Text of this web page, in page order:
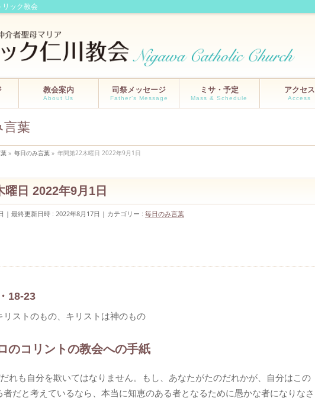
リック教会
教会案内
About Us
司祭メッセージ
Father’s Message
ミサ・予定
Mass & Schedule
アクセス
Access
言葉
» 毎日のみ言葉 » 年間第22木曜日 2022年9月1日
曜日 2022年9月1日
最終更新日時 : 2022年8月17日 カテゴリー : 毎日のみ言葉
18-23
リストのもの、キリストは神のもの
のコリントの教会への手紙
だれも自分を欺いてはなりません。もし、あなたがたのだれかが、自分はこの
だと考えているなら、本当に知恵のある者となるために愚かな者になりなさ